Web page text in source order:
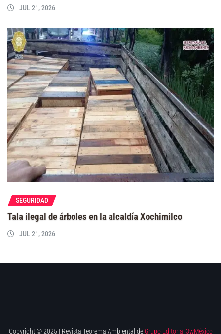
JUL 21, 2026
SEGURIDAD
Tala ilegal de árboles en la alcaldía Xochimilco
JUL 21, 2026
Copyright © 2025 | Revista Teorema Ambiental de Grupo Editorial 3wMéxico